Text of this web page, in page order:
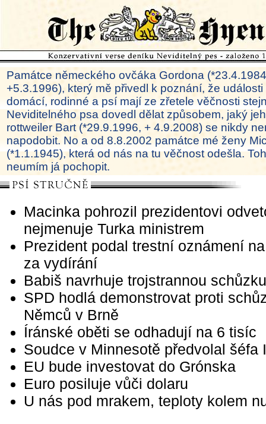
Památce německého ovčáka Gordona
+5.3.1996), který mě přivedl k poznání, že
domácí, rodinné a psí mají ze zřetele věčnosti
Neviditelného psa dovedl dělat způsobem, jaký
rottweiler Bart (*29.9.1996, + 4.9.2008) se nikdy
napodobit. No a od 8.8.2002 památce mé ženy
(*1.1.1945), která od nás na tu věčnost odešla.
neumím já pochopit.
Macinka pohrozil prezidentovi
nejmenuje Turka ministrem
Prezident podal trestní oznámení
za vydírání
Babiš navrhuje trojstrannou schůzku
SPD hodlá demonstrovat proti
Němců v Brně
Íránské oběti se odhadují na 6 tisíc
Soudce v Minnesotě předvolal šéfa
EU bude investovat do Grónska
Euro posiluje vůči dolaru
U nás pod mrakem, teploty kolem